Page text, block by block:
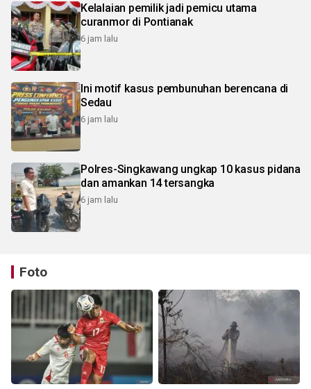
Kelalaian pemilik jadi pemicu utama
curanmor di Pontianak
6 jam lalu
Ini motif kasus pembunuhan berencana di
Sedau
6 jam lalu
Polres-Singkawang ungkap 10 kasus pidana
dan amankan 14 tersangka
6 jam lalu
Foto